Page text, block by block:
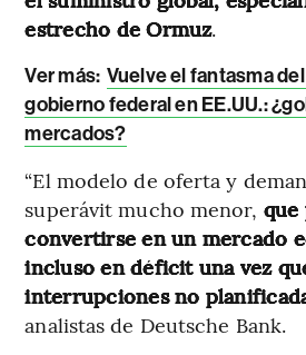
estrecho de Ormuz.
Ver más: Vuelve el fantasma
gobierno federal en EE.UU.:
mercados?
“El modelo de oferta y
superávit mucho menor, que
convertirse en un mercado
incluso en déficit una vez
interrupciones no
analistas de Deutsche Bank.